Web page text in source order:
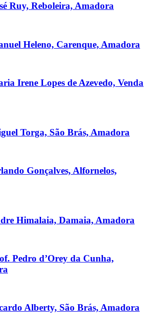
Ruy, Reboleira, Amadora
Heleno, Carenque, Amadora
Irene Lopes de Azevedo, Venda
Torga, São Brás, Amadora
Gonçalves, Alfornelos,
Himalaia, Damaia, Amadora
Pedro d’Orey da Cunha,
Alberty, São Brás, Amadora